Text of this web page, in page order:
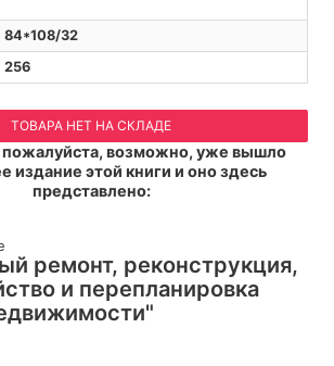
84*108/32
256
ТОВАРА НЕТ НА СКЛАДЕ
пожалуйста, возможно, уже вышло
издание этой книги и оно здесь
представлено:
ремонт, реконструкция,
и перепланировка